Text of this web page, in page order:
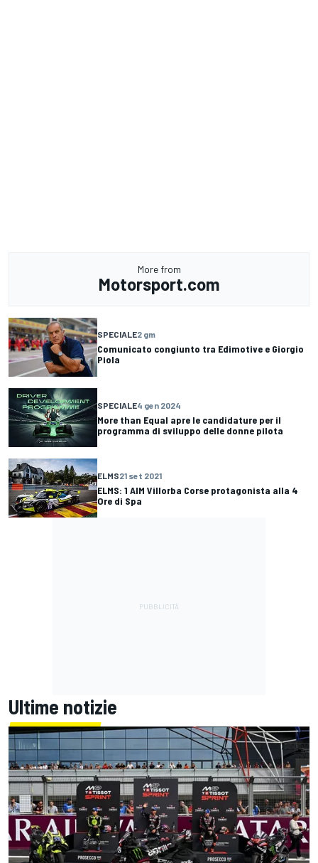
More from
Motorsport.com
SPECIALE2 gm
Comunicato congiunto tra Edimotive e Giorgio
Piola
SPECIALE4 gen 2024
More than Equal apre le candidature per il
programma di sviluppo delle donne pilota
ELMS21 set 2021
ELMS: 1 AIM Villorba Corse protagonista alla 4
Ore di Spa
Ultime notizie